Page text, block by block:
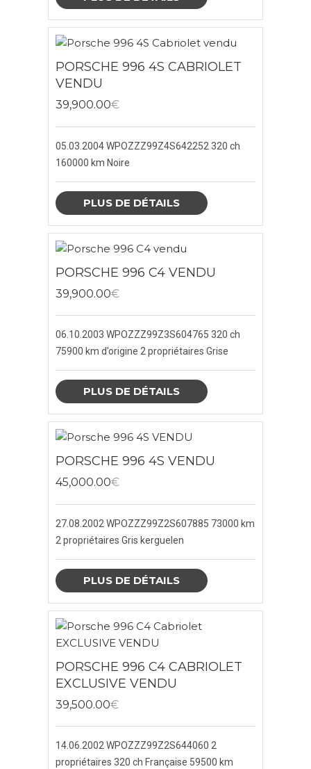
PORSCHE CAYMAN
PORSCHE PANAMERA
NOTRE SOCIÉTÉ
CONTACTEZ-NOUS
X CLOSE
PORSCHE 996 4S CABRIOLET
VENDU
39,900.00€
05.03.2004WPOZZZ99Z4S642252 320 ch
160000 km Noire
PLUS DE DÉTAILS
PORSCHE 996 C4 VENDU
39,900.00€
06.10.2003 WPOZZZ99Z3S604765 320 ch
75900 km d’origine 2 propriétaires Grise
PLUS DE DÉTAILS
PORSCHE 996 4S VENDU
45,000.00€
27.08.2002 WPOZZZ99Z2S607885 73000 km
2 propriétaires Gris kerguelen
PLUS DE DÉTAILS
PORSCHE 996 C4 CABRIOLET
EXCLUSIVE VENDU
39,500.00€
14.06.2002 WPOZZZ99Z2S644060 2
propriétaires 320 ch Française 59500 km